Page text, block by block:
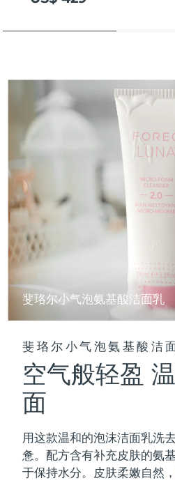
斐珞尔小气泡氨基酸洁面乳
斐珞尔小气泡氨基酸洁
空气般轻盈
面
用这款温和的泡沫洁面乳洗
惫。配方含有补充皮肤的氨
于保持水分。皮肤柔嫩自然